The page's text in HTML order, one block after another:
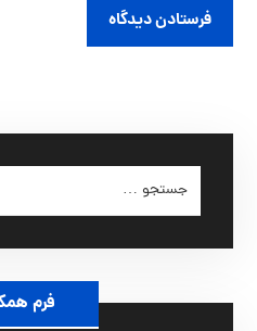
فرستادن دیدگاه
فرم